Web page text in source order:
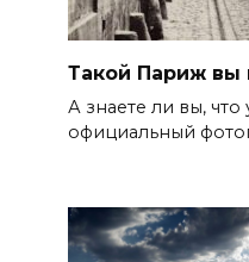
Такой Париж вы
А знаете ли вы,
официальный